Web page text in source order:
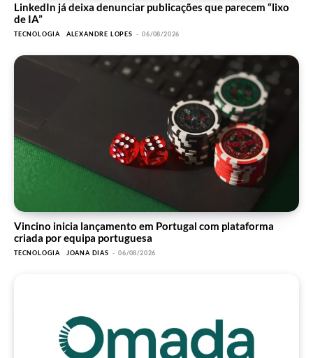
LinkedIn já deixa denunciar publicações que parecem “lixo
de IA”
TECNOLOGIA ALEXANDRE LOPES - 06/08/2026
Vincino inicia lançamento em Portugal com plataforma
criada por equipa portuguesa
TECNOLOGIA JOANA DIAS - 06/08/2026